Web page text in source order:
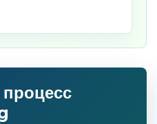
процесс